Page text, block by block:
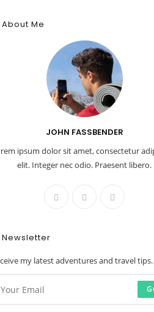
About Me
JOHN FASSBENDER
ipsum dolor sit amet, consectetur
elit. Integer nec odio. Praesent libero.
Newsletter
my latest adventures and travel tips.